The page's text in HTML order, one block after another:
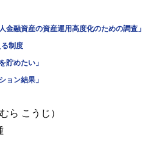
金融資産の資産運用高度化のための調査」
る制度
貯めたい」
ョン結果」
ら こうじ）